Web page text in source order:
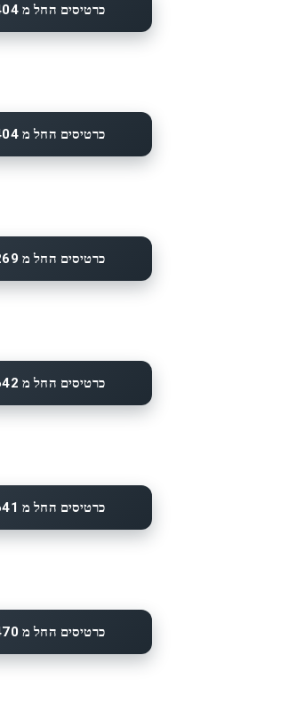
כרטיסים החל מ $404
כרטיסים החל מ $404
כרטיסים החל מ $269
כרטיסים החל מ $642
כרטיסים החל מ $641
כרטיסים החל מ $470